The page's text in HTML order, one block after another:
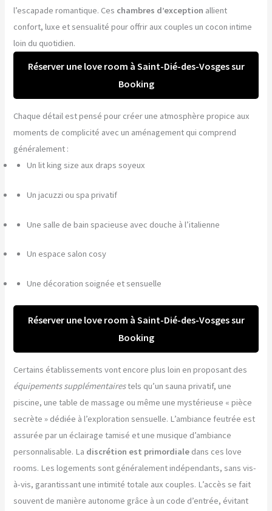
l’escapade romantique. Ces chambres d’exception allient
confort, luxe et sensualité pour offrir aux couples un cocon intime
loin du quotidien.
Réserver une love room à Saint-Dié-des-Vosges sur
Booking
Chaque détail est pensé pour créer une atmosphère propice aux
moments de complicité avec un aménagement qui comprend
généralement :
Un lit king size aux draps soyeux
Un jacuzzi ou spa privatif
Une salle de bain spacieuse avec douche à l’italienne
Un espace salon cosy
Une décoration soignée et sensuelle
Réserver une love room à Saint-Dié-des-Vosges sur
Booking
Certains établissements vont encore plus loin en proposant des
équipements supplémentairestels qu’un sauna privatif, une
piscine, une table de massage ou même une mystérieuse « pièce
secrète » dédiée à l’exploration sensuelle. L’ambiance feutrée est
assurée par un éclairage tamisé et une musique d’ambiance
personnalisable. La discrétion est primordiale dans ces love
rooms. Les logements sont généralement indépendants, sans vis-
à-vis, garantissant une intimité totale aux couples. L’accès se fait
souvent de manière autonome grâce à un code d’entrée, évitant